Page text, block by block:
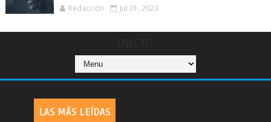
Redacción Jul 01, 2023
LAS MÁS LEÍDAS